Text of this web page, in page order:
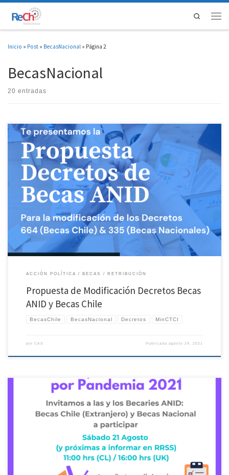
Saltar al contenido
Search
Inicio » Post » BecasNacional » Página 2
BecasNacional
20 entradas
Les presentamos la propuesta de modificaciones de los decretos que regulan las becas
de estudios de postgrado nacionales (D 335) e Internacionales (D664). Estas
propuestas fueron redactadas por 9 organizaciones de investigadoras/es: la
Asociación Nacional de Investigadores en Postgrado (ANIP), el Consejo de Estudiantes
Investigadores de Postgrado (CEIP), la Asociación […]
ACCIÓN POLÍTICA BECAS RETRIBUCIÓN
Propuesta de Modificación Decretos Becas
ANID y Becas Chile
BecasChile BecasNacional Decretos MinCTCI
por CAS Publicadaagosto 24, 2021
Esperando se encuentren todas y todos bien, les queremos invitar a la Segunda
asamblea de becari@s afectad@s por pandemia. Hacemos llamado a Becaries Chile
(Extranjero) y Becas Nacional ANID que se han visto afectades por la Pandemia a
asistir a esta segunda asamblea y unirse al trabajo mancomunado del grupo […]